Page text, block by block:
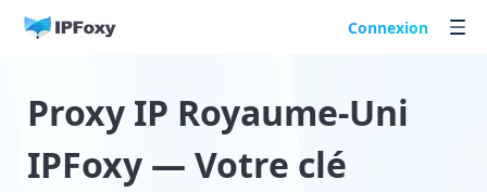
Connexion
Proxy IP Royaume-Uni
IPFoxy — Votre clé